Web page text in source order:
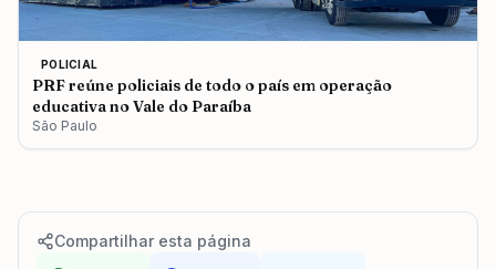
POLICIAL
PRF reúne policiais de todo o país em operação
educativa no Vale do Paraíba
São Paulo
Compartilhar esta página